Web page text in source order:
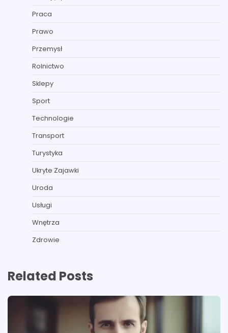
Praca
Prawo
Przemysł
Rolnictwo
Sklepy
Sport
Technologie
Transport
Turystyka
Ukryte Zajawki
Uroda
Usługi
Wnętrza
Zdrowie
Related Posts